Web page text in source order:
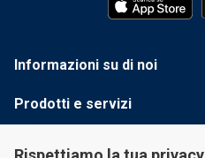
Informazioni su di noi
Prodotti e servizi